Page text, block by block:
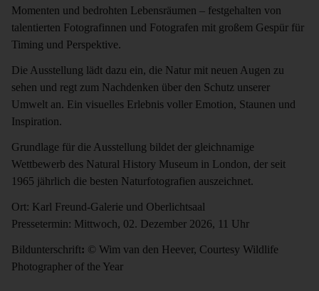
Momenten und bedrohten Lebensräumen – festgehalten von
talentierten Fotografinnen und Fotografen mit großem Gespür für
Timing und Perspektive.
Die Ausstellung lädt dazu ein, die Natur mit neuen Augen zu
sehen und regt zum Nachdenken über den Schutz unserer
Umwelt an. Ein visuelles Erlebnis voller Emotion, Staunen und
Inspiration.
Grundlage für die Ausstellung bildet der gleichnamige
Wettbewerb des Natural History Museum in London, der seit
1965 jährlich die besten Naturfotografien auszeichnet.
Ort: Karl Freund-Galerie und Oberlichtsaal
Pressetermin: Mittwoch, 02. Dezember 2026, 11 Uhr
Bildunterschrift: © Wim van den Heever, Courtesy Wildlife
Photographer of the Year